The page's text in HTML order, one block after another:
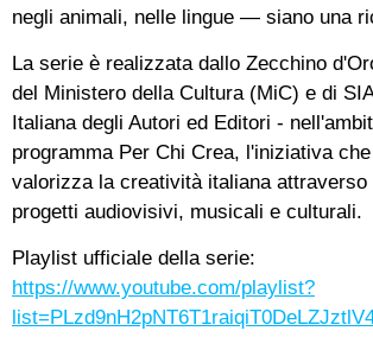
negli animali, nelle lingue — siano una
La serie è realizzata dallo Zecchino
del Ministero della Cultura (MiC) e di
Italiana degli Autori ed Editori -
programma Per Chi Crea, l'iniziativa
valorizza la creatività italiana attraverso
progetti audiovisivi, musicali e culturali.
Playlist ufficiale della serie:
https://www.youtube.com/playlist?